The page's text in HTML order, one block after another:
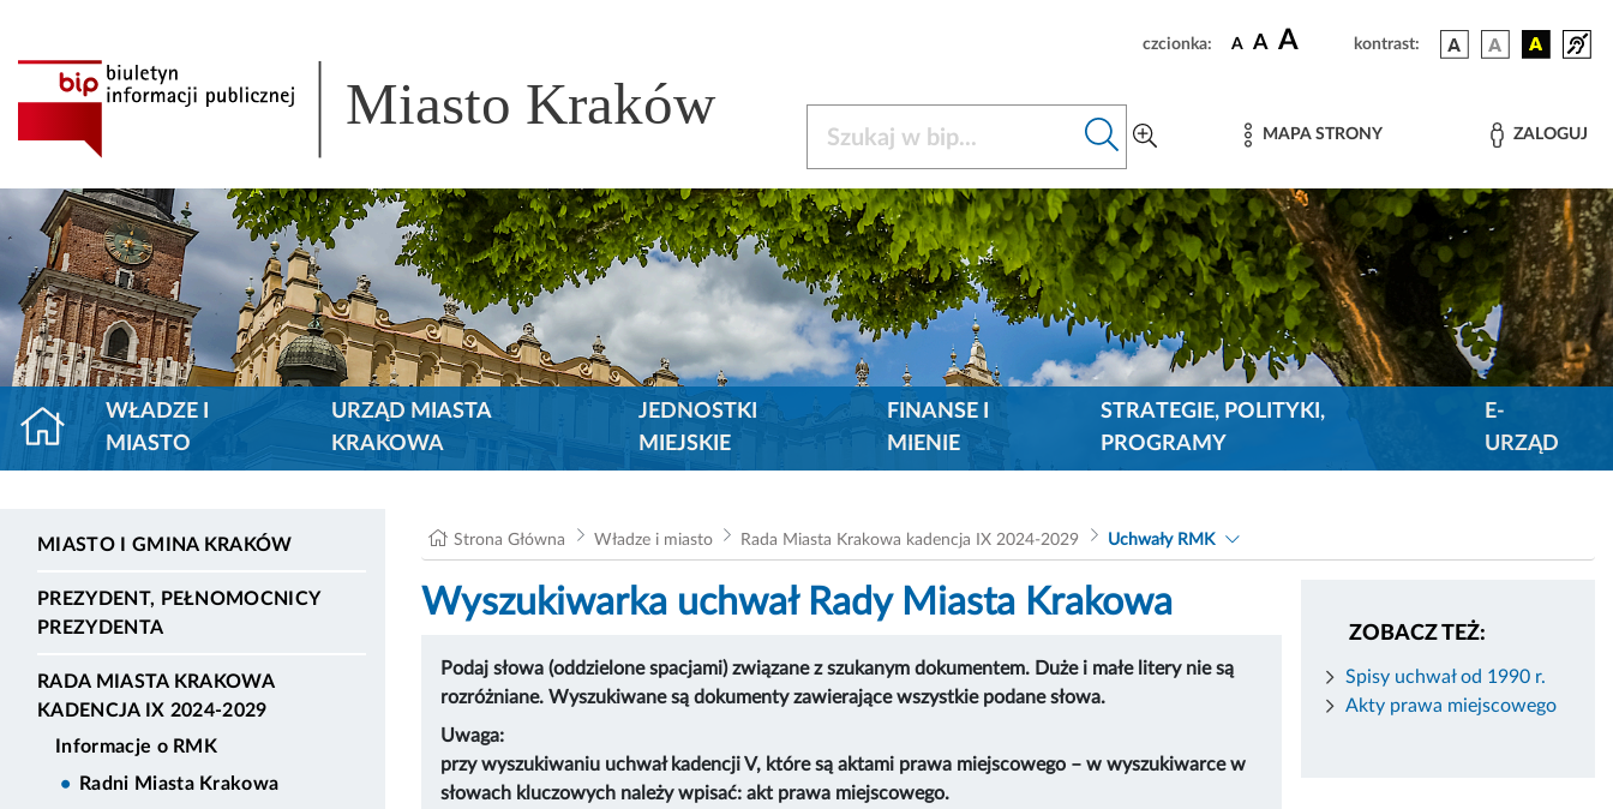
czcionka: A A A kontrast:
Miasto Kraków MAPA STRONY ZALOGUJ
WŁADZE I
MIASTO
URZĄD MIASTA
KRAKOWA
JEDNOSTKI
MIEJSKIE
FINANSE I
MIENIE
STRATEGIE, POLITYKI,
PROGRAMY
E-
URZĄD
MIASTO I GMINA KRAKÓW
PREZYDENT, PEŁNOMOCNICY
PREZYDENTA
RADA MIASTA KRAKOWA
KADENCJA IX 2024-2029
Informacje o RMK
Radni Miasta Krakowa
Strona Główna Władze i miasto Rada Miasta Krakowa kadencja IX 2024-2029 Uchwały RMK
ZOBACZ TEŻ:
Spisy uchwał od 1990 r.
Akty prawa miejscowego
Wyszukiwarka uchwał Rady Miasta Krakowa
Podaj słowa (oddzielone spacjami) związane z szukanym dokumentem. Duże i małe litery nie są
rozróżniane. Wyszukiwane są dokumenty zawierające wszystkie podane słowa.
Uwaga:
przy wyszukiwaniu uchwał kadencji V, które są aktami prawa miejscowego – w wyszukiwarce w
słowach kluczowych należy wpisać: akt prawa miejscowego.